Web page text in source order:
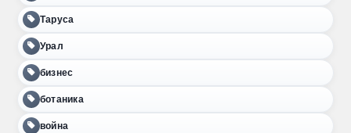
Таруса
Урал
бизнес
ботаника
война